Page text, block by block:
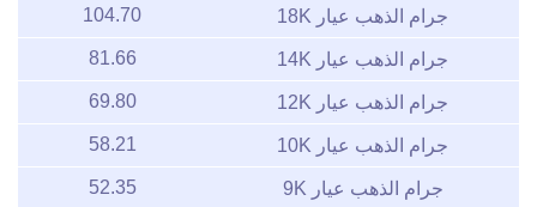
جرام الذهب عيار 18K 104.70
جرام الذهب عيار 14K 81.66
جرام الذهب عيار 12K 69.80
جرام الذهب عيار 10K 58.21
جرام الذهب عيار 9K 52.35